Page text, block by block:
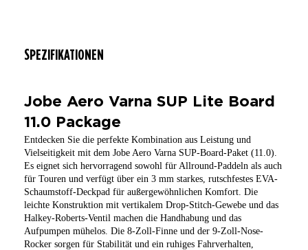
SPEZIFIKATIONEN
Jobe Aero Varna SUP Lite Board
11.0 Package
Entdecken Sie die perfekte Kombination aus Leistung und
Vielseitigkeit mit dem Jobe Aero Varna SUP-Board-Paket (11.0).
Es eignet sich hervorragend sowohl für Allround-Paddeln als auch
für Touren und verfügt über ein 3 mm starkes, rutschfestes EVA-
Schaumstoff-Deckpad für außergewöhnlichen Komfort. Die
leichte Konstruktion mit vertikalem Drop-Stitch-Gewebe und das
Halkey-Roberts-Ventil machen die Handhabung und das
Aufpumpen mühelos. Die 8-Zoll-Finne und der 9-Zoll-Nose-
Rocker sorgen für Stabilität und ein ruhiges Fahrverhalten,